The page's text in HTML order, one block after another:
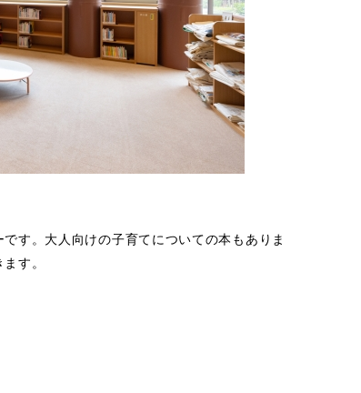
す。大人向けの子育てについての本もありま
す。